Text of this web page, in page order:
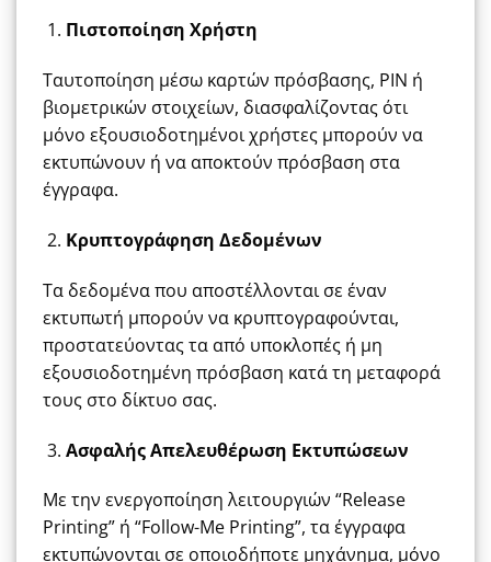
Πιστοποίηση Χρήστη
Ταυτοποίηση μέσω καρτών πρόσβασης, PIN ή
βιομετρικών στοιχείων, διασφαλίζοντας ότι
μόνο εξουσιοδοτημένοι χρήστες μπορούν να
εκτυπώνουν ή να αποκτούν πρόσβαση στα
έγγραφα.
Κρυπτογράφηση Δεδομένων
Τα δεδομένα που αποστέλλονται σε έναν
εκτυπωτή μπορούν να κρυπτογραφούνται,
προστατεύοντας τα από υποκλοπές ή μη
εξουσιοδοτημένη πρόσβαση κατά τη μεταφορά
τους στο δίκτυο σας.
Ασφαλής Απελευθέρωση Εκτυπώσεων
Με την ενεργοποίηση λειτουργιών “Release
Printing” ή “Follow-Me Printing”, τα έγγραφα
εκτυπώνονται σε οποιοδήποτε μηχάνημα, μόνο